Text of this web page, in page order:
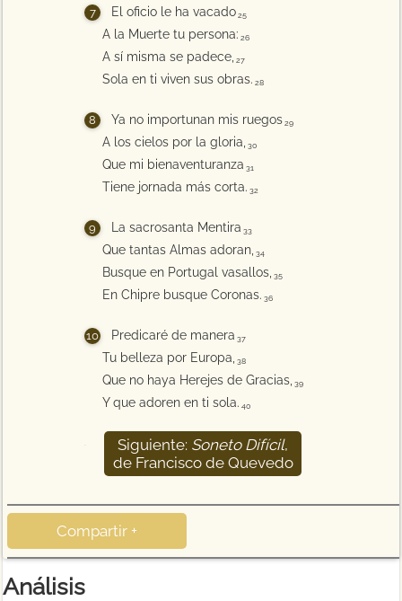
El oficio le ha vacado 25
A la Muerte tu persona: 26
A sí misma se padece, 27
Sola en ti viven sus obras. 28
Ya no importunan mis ruegos 29
A los cielos por la gloria, 30
Que mi bienaventuranza 31
Tiene jornada más corta. 32
La sacrosanta Mentira 33
Que tantas Almas adoran, 34
Busque en Portugal vasallos, 35
En Chipre busque Coronas. 36
Predicaré de manera 37
Tu belleza por Europa, 38
Que no haya Herejes de Gracias, 39
Y que adoren en ti sola. 40
Siguiente: Soneto Difícil,
de Francisco de Quevedo
Compartir +
Análisis